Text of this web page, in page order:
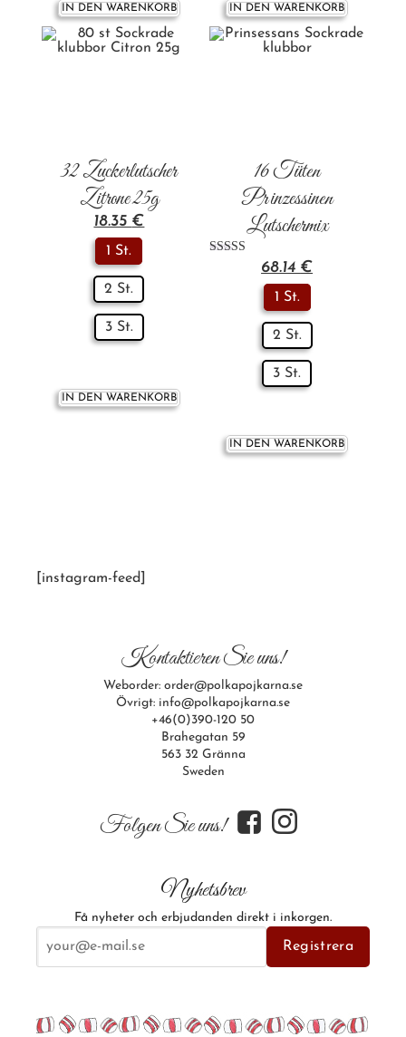
IN DEN WARENKORB IN DEN WARENKORB
32 Zuckerlutscher
Zitrone 25g
18.35 €
1 St.
2 St.
3 St.
IN DEN WARENKORB
16 Tüten
Prinzessinen
Lutschermix
Bewertet mit68.14 €
1 St.
2 St.
3 St.
IN DEN WARENKORB
[instagram-feed]
Kontaktieren Sie uns!
Weborder: order@polkapojkarna.se
Övrigt: info@polkapojkarna.se
+46(0)390-120 50
Brahegatan 59
563 32 Gränna
Sweden
Folgen Sie uns! f i
Nyhetsbrev
Få nyheter och erbjudanden direkt i inkorgen.
E-postadress
Registrera